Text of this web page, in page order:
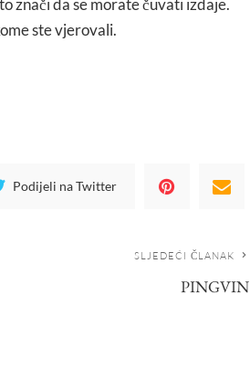
znači da se morate čuvati izdaje.
ste vjerovali.
Podijeli na Twitter
SLJEDEĆI ČLANAK
PINGVIN